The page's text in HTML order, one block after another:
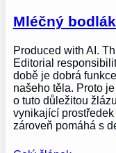
Mléčný
Produced with AI.
Editorial
době je dobrá
našeho těla. Proto
o tuto důležitou
vynikající
zároveň pomáhá s